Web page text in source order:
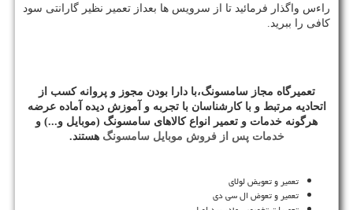
راءس واگذار فرمائید تا از سرویس ها بعداز تعمیر نظیر گارانتی سود
کافی را ببرید.
تعمیرگاه مجاز سامسونگ،با دارا بودن مجوز و پروانه کسب از
اتحادیه مرتبط و با کارشناسان با تجربه و آموزش دیده آماده عرضه
هرگونه خدمات و تعمیر انواع کالاهای سامسونگ (موبایل و...) و
خدمات پس از فروش موبایل سامسونگ هستند.
تعمیر و تعویض لولای
تعمیر و تعوض ال سی دی